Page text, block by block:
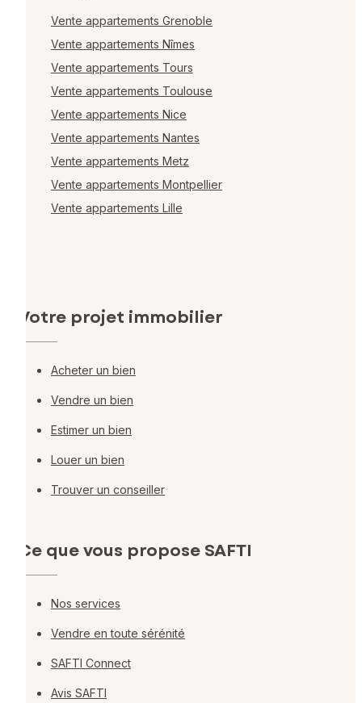
Vente appartements Grenoble
Vente appartements Nîmes
Vente appartements Tours
Vente appartements Toulouse
Vente appartements Nice
Vente appartements Nantes
Vente appartements Metz
Vente appartements Montpellier
Vente appartements Lille
Votre projet immobilier
Acheter un bien
Vendre un bien
Estimer un bien
Louer un bien
Trouver un conseiller
Ce que vous propose SAFTI
Nos services
Vendre en toute sérénité
SAFTI Connect
Avis SAFTI